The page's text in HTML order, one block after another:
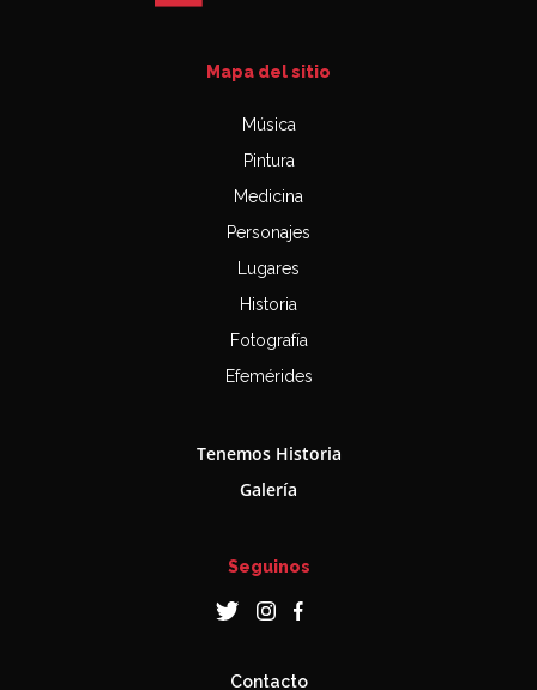
Mapa del sitio
Música
Pintura
Medicina
Personajes
Lugares
Historia
Fotografía
Efemérides
Tenemos Historia
Galería
Seguinos
Contacto